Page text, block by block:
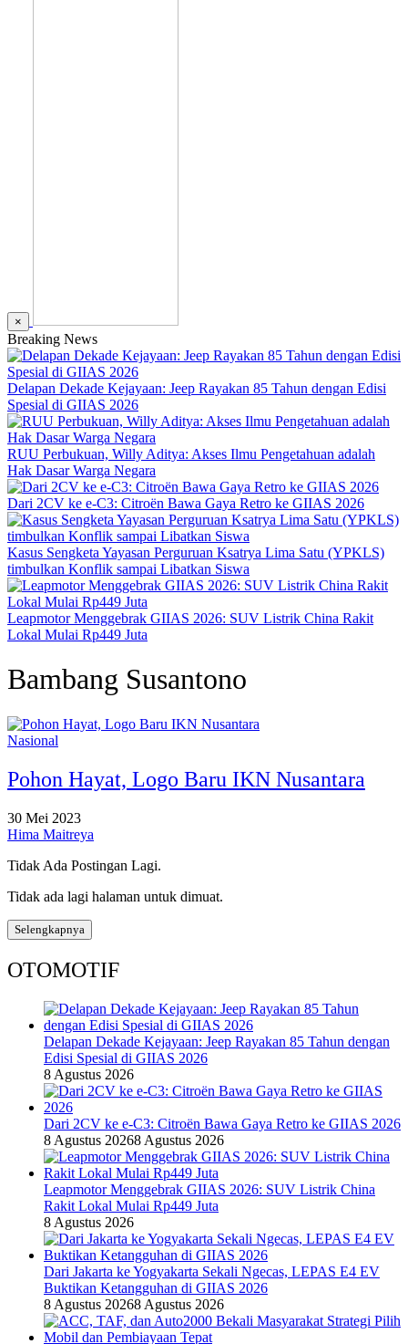
×
Breaking News
Delapan Dekade Kejayaan: Jeep Rayakan 85 Tahun dengan Edisi
Spesial di GIIAS 2026
RUU Perbukuan, Willy Aditya: Akses Ilmu Pengetahuan adalah
Hak Dasar Warga Negara
Dari 2CV ke e-C3: Citroën Bawa Gaya Retro ke GIIAS 2026
Kasus Sengketa Yayasan Perguruan Ksatrya Lima Satu (YPKLS)
timbulkan Konflik sampai Libatkan Siswa
Leapmotor Menggebrak GIIAS 2026: SUV Listrik China Rakit
Lokal Mulai Rp449 Juta
Bambang Susantono
Nasional
Pohon Hayat, Logo Baru IKN Nusantara
30 Mei 2023
Hima Maitreya
Tidak Ada Postingan Lagi.
Tidak ada lagi halaman untuk dimuat.
Selengkapnya
OTOMOTIF
Delapan Dekade Kejayaan: Jeep Rayakan 85 Tahun dengan
Edisi Spesial di GIIAS 2026
8 Agustus 2026
Dari 2CV ke e-C3: Citroën Bawa Gaya Retro ke GIIAS 2026
8 Agustus 20268 Agustus 2026
Leapmotor Menggebrak GIIAS 2026: SUV Listrik China
Rakit Lokal Mulai Rp449 Juta
8 Agustus 2026
Dari Jakarta ke Yogyakarta Sekali Ngecas, LEPAS E4 EV
Buktikan Ketangguhan di GIIAS 2026
8 Agustus 20268 Agustus 2026